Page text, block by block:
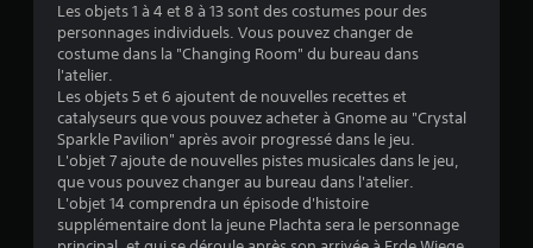
4
Les objets 1 à 4 et 8 à 13 sont des costumes pour des
personnages individuels. Vous pouvez changer de
costume dans la "Changing Room" du bureau dans
l'atelier.
Les objets 5 et 6 ajoutent de nouvelles recettes et
catalyseurs que vous pouvez acheter à Gnome au "Crystal
Sparkle Pavilion" après avoir progressé dans le jeu.
L'objet 7 ajoute de nouvelles pistes musicales dans le jeu,
que vous pouvez changer au bureau dans l'atelier.
L'objet 14 comprendra un épisode d'histoire
supplémentaire dont la jeune Plachta sera le personnage